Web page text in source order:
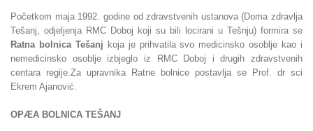
Početkom maja 1992. godine od zdravstvenih ustanova (Doma zdravlja
Tešanj, odjeljenja RMC Doboj koji su bili locirani u Tešnju) formira se
Ratna bolnica Tešanj koja je prihvatila svo medicinsko osoblje kao i
nemedicinsko osoblje izbjeglo iz RMC Doboj i drugih zdravstvenih
centara regije.Za upravnika Ratne bolnice postavlja se Prof. dr sci
Ekrem Ajanović.
OPÆA BOLNICA TEŠANJ